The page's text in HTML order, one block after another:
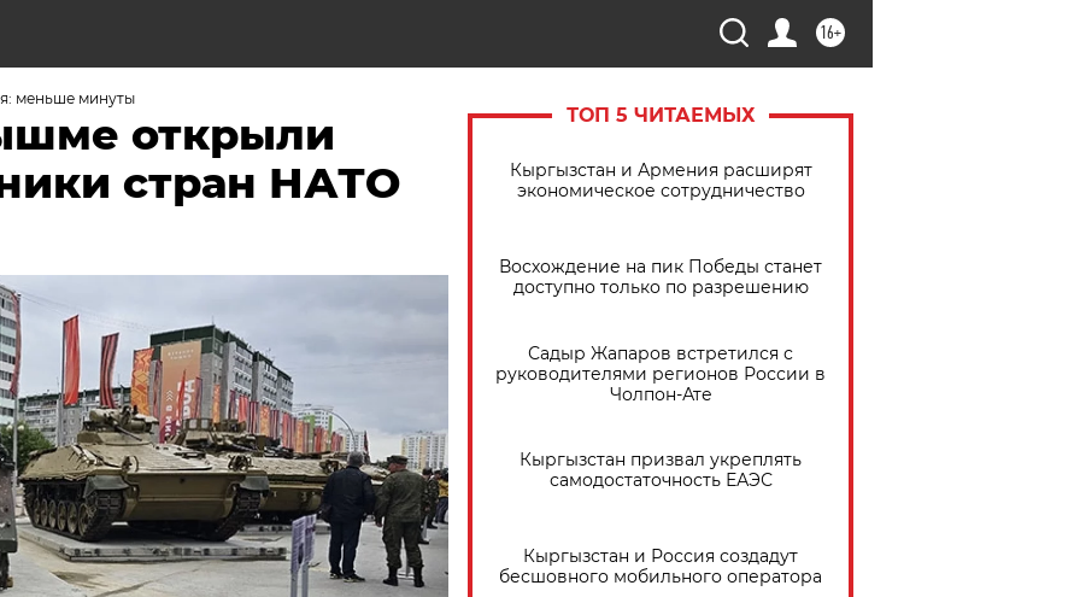
16+
меньше минуты
открыли
стран НАТО
ТОП 5 ЧИТАЕМЫХ
Кыргызстан и Армения расширят
экономическое сотрудничество
Восхождение на пик Победы станет
доступно только по разрешению
Садыр Жапаров встретился с
руководителями регионов России в
Чолпон-Ате
Кыргызстан призвал укреплять
самодостаточность ЕАЭС
Кыргызстан и Россия создадут
бесшовного мобильного оператора